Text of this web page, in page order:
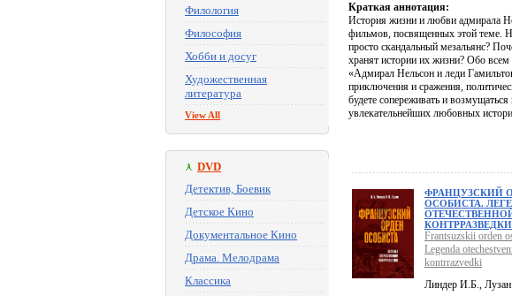
Филология
Философия
Хобби и досуг
Художественная
литература
View All
DVD
Детектив, Боевик
Детское Кино
Документальное Кино
Драма. Мелодрама
Классика
Краткая аннотация:
История жизни и любви адмирала
фильмов, посвященных этой теме.
просто скандальный мезальянс?
хранят истории их жизни? Обо
«Адмирал Нельсон и леди
приключения и сражения,
будете сопереживать и
увлекательнейших любовных
ФРАНЦУЗСКИЙ
ОСОБИСТА.
КОНТРРАЗВЕДКИ
Frantsuzskii orden
Legenda
kontrrazvedki
Линдер И.Б.,